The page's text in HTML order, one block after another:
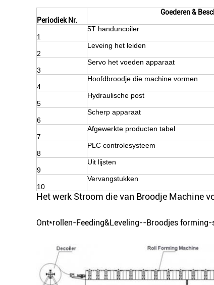
Periodiek Nr.
Goederen &
1
5T handuncoiler
2
Leveing het leiden
3
Servo het voeden apparaat
4
Hoofdbroodje die machine vormen
5
Hydraulische post
6
Scherp apparaat
7
Afgewerkte producten tabel
8
PLC controlesysteem
9
Uit lijsten
10
Vervangstukken
Het werk Stroom die van Broodje Machine
Ont*rollen-Feeding&Leveling--Broodjes